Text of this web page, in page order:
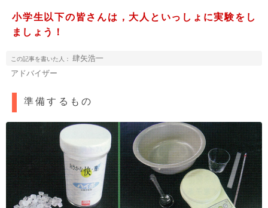
小学生以下の皆さんは，大人といっしょに実験をし
ましょう！
この記事を書いた人： 肆矢浩一
アドバイザー
準備するもの